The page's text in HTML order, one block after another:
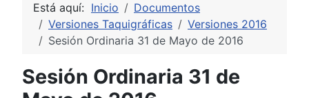
Está aquí: Inicio
Documentos
Versiones Taquigráficas
Versiones 2016
Sesión Ordinaria 31 de Mayo de 2016
Sesión Ordinaria 31 de